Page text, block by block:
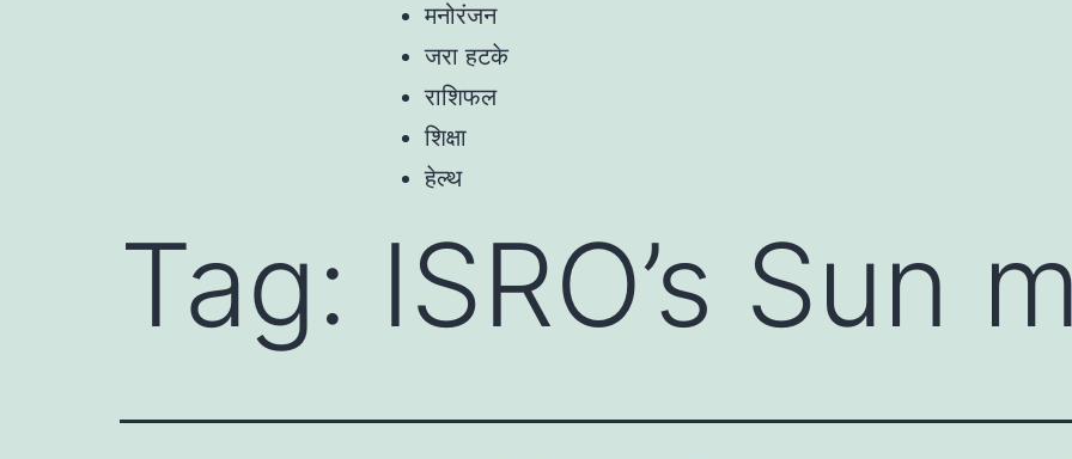
मनोरंजन
जरा हटके
राशिफल
शिक्षा
हेल्थ
Tag: ISRO’s Sun